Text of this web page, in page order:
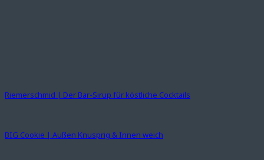
Riemerschmid | Der Bar-Sirup für köstliche Cocktails
BIG Cookie | Außen Knusprig & Innen weich